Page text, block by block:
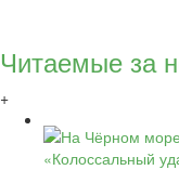
Читаемые за
+